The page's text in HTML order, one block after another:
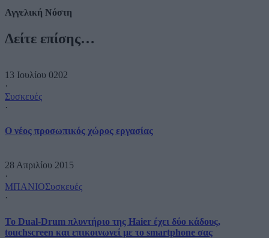
Αγγελική Νόστη
Δείτε επίσης…
13 Ιουλίου 0202
·
Συσκευές
·
O νέος προσωπικός χώρος εργασίας
28 Απριλίου 2015
·
ΜΠΑΝΙΟΣυσκευές
·
Το Dual-Drum πλυντήριο της Haier έχει δύο κάδους,
touchscreen και επικοινωνεί με το smartphone σας